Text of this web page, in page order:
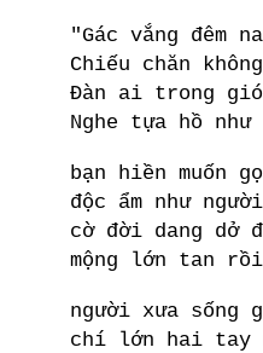
"Gác vắng đêm
Chiếu chăn
Đàn ai trong gió
Nghe tựa hồ
bạn hiền muốn
độc ẩm như
cờ đời dang dở
mộng lớn tan
người xưa sống
chí lớn hai tay